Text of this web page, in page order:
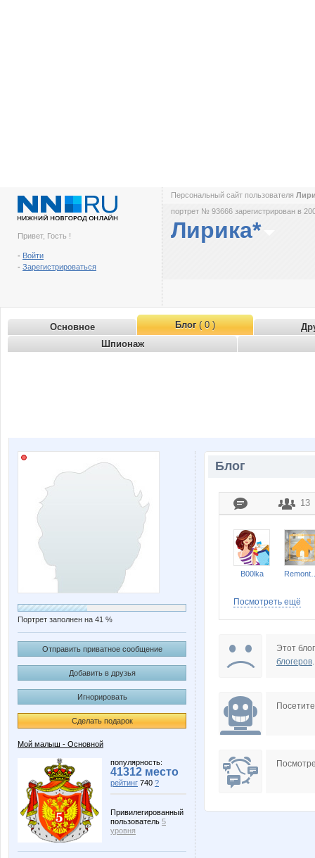
Привет, Гость !
- Войти
- Зарегистрироваться
Персональный сайт пользователя
портрет № 93666 зарегистрирован в
Лирика*
Основное Блог( 0 )
Шпионаж
Портрет заполнен на 41 %
Отправить приватное сообщение
Добавить в друзья
Игнорировать
Сделать подарок
Мой малыш - Основной
популярность:
41312 место
рейтинг 740 ?
Привилегированный
пользователь 5
уровня
Блог
13
B00lka
Посмотреть ещё
Этот
блогеров.